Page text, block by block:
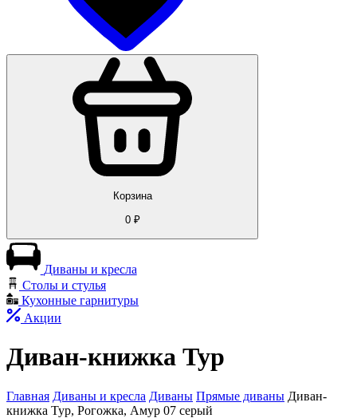
Корзина
0₽
Диваны и кресла
Столы и стулья
Кухонные гарнитуры
Акции
Диван-книжка Тур
Главная Диваны и кресла Диваны Прямые диваны Диван-
книжка Тур, Рогожка, Амур 07 серый